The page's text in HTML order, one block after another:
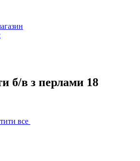
б/в з перлами 18
все